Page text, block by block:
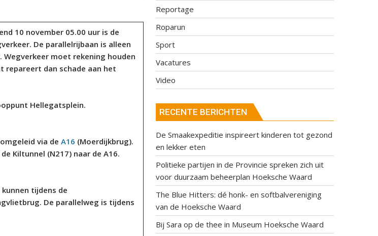
10 november 05.00 uur is de
De parallelrijbaan is alleen
moet rekening houden
dan schade aan het
Hellegatsplein.
via de A16 (Moerdijkbrug).
Kiltunnel (N217) naar de A16.
tijdens de
De parallelweg is tijdens
Reportage
Roparun
Sport
Vacatures
Video
RECENTE BERICHTEN
De Smaakexpeditie inspireert kinderen tot gezond
en lekker eten
Politieke partijen in de Provincie spreken zich uit
voor duurzaam beheerplan Hoeksche Waard
The Blue Hitters: dé honk- en softbalvereniging
van de Hoeksche Waard
Bij Sara op de thee in Museum Hoeksche Waard